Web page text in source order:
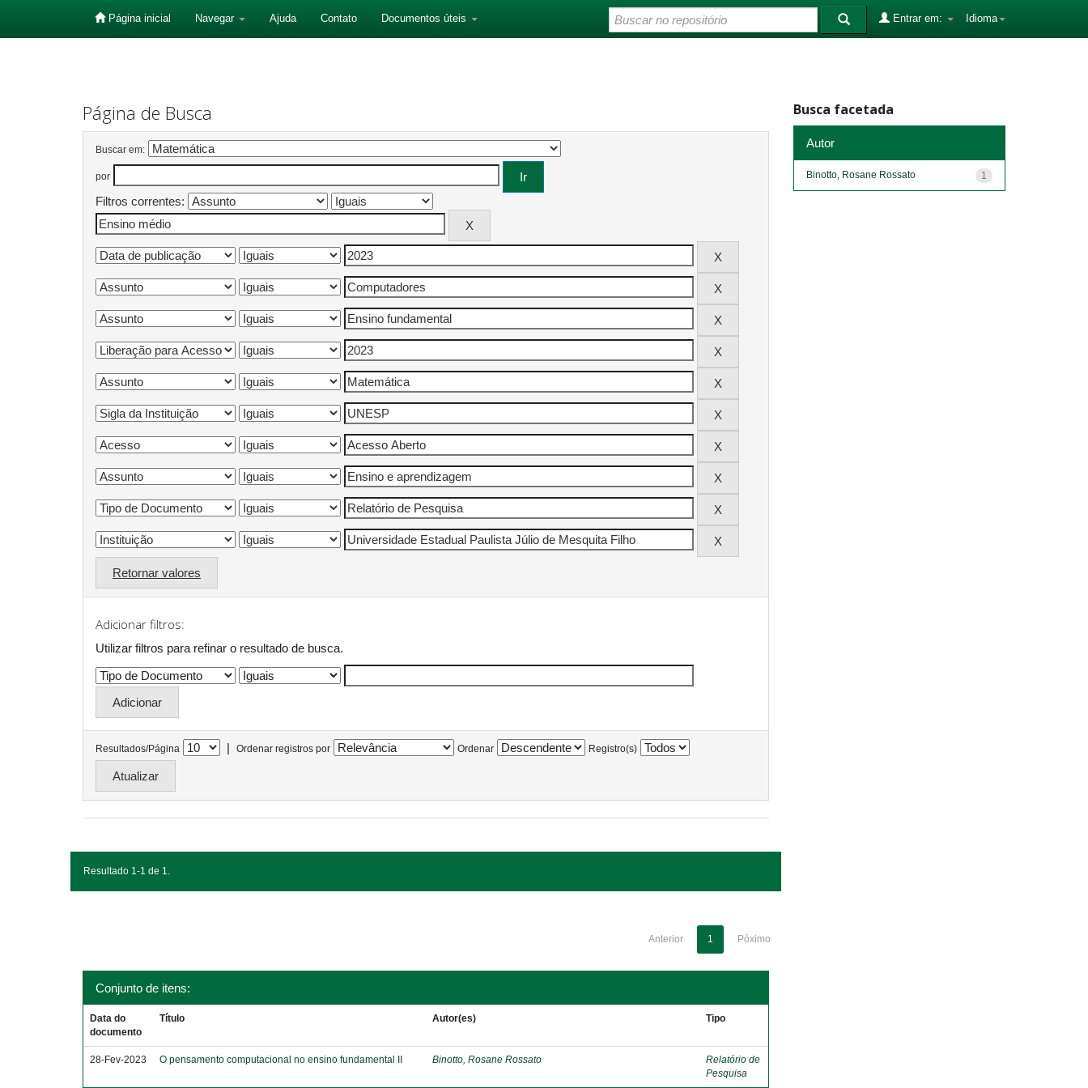
Página inicial Navegar Ajuda Contato Documentos úteis Idioma
Entrar em:
Página de Busca
Buscar em:
por
Filtros correntes:
Retornar valores
Adicionar filtros:
Utilizar filtros para refinar o resultado de busca.
Resultados/Página | Ordenar registros por Ordenar Registro(s)
Resultado 1-1 de 1.
Anterior 1 Póximo
Conjunto de itens:
Data do
documento
Título Autor(es) Tipo
28-Fev-2023 O pensamento computacional no ensino fundamental II Binotto, Rosane Rossato
Relatório de
Pesquisa
Busca facetada
Autor
1
Binotto, Rosane Rossato